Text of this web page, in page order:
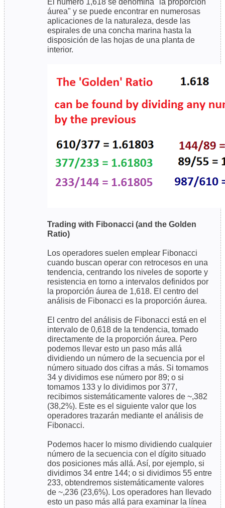
El número 1,618 se denomina "la proporción
áurea" y se puede encontrar en numerosas
aplicaciones de la naturaleza, desde las
espirales de una concha marina hasta la
disposición de las hojas de una planta de
interior.
Trading with Fibonacci (and the Golden
Ratio)
Los operadores suelen emplear Fibonacci
cuando buscan operar con retrocesos en una
tendencia, centrando los niveles de soporte y
resistencia en torno a intervalos definidos por
la proporción áurea de 1,618. El centro del
análisis de Fibonacci es la proporción áurea.
El centro del análisis de Fibonacci está en el
intervalo de 0,618 de la tendencia, tomado
directamente de la proporción áurea. Pero
podemos llevar esto un paso más allá
dividiendo un número de la secuencia por el
número situado dos cifras a más. Si tomamos
34 y dividimos ese número por 89; o si
tomamos 133 y lo dividimos por 377,
recibimos sistemáticamente valores de ~,382
(38,2%). Este es el siguiente valor que los
operadores trazarán mediante el análisis de
Fibonacci.
Podemos hacer lo mismo dividiendo cualquier
número de la secuencia con el dígito situado
dos posiciones más allá. Así, por ejemplo, si
dividimos 34 entre 144; o si dividimos 55 entre
233, obtendremos sistemáticamente valores
de ~,236 (23,6%). Los operadores han llevado
esto un paso más allá para examinar la línea